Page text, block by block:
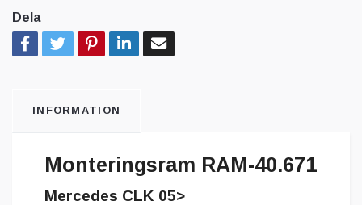
Dela
INFORMATION
Monteringsram RAM-40.671
Mercedes CLK 05>